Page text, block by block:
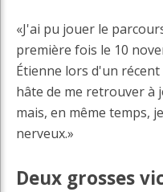
«J'ai pu jouer le
première fois le 10
Étienne lors d'un
hâte de me retrouver à
mais, en même temps,
nerveux.»
Deux grosses